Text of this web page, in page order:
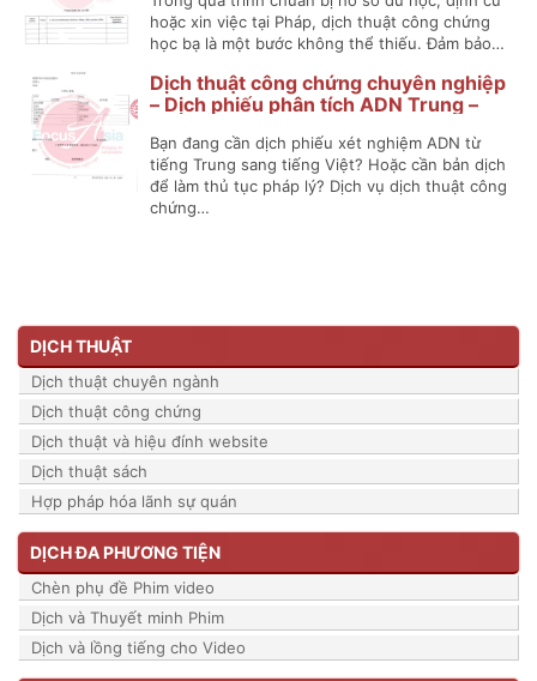
hoặc xin việc tại Pháp, dịch thuật công chứng
học bạ là một bước không thể thiếu. Đảm bảo…
Dịch thuật công chứng chuyên nghiệp
– Dịch phiếu phân tích ADN Trung –
Bạn đang cần dịch phiếu xét nghiệm ADN từ
tiếng Trung sang tiếng Việt? Hoặc cần bản dịch
để làm thủ tục pháp lý? Dịch vụ dịch thuật công
chứng…
DỊCH THUẬT
Dịch thuật chuyên ngành
Dịch thuật công chứng
Dịch thuật và hiệu đính website
Dịch thuật sách
Hợp pháp hóa lãnh sự quán
DỊCH ĐA PHƯƠNG TIỆN
Chèn phụ đề Phim video
Dịch và Thuyết minh Phim
Dịch và lồng tiếng cho Video